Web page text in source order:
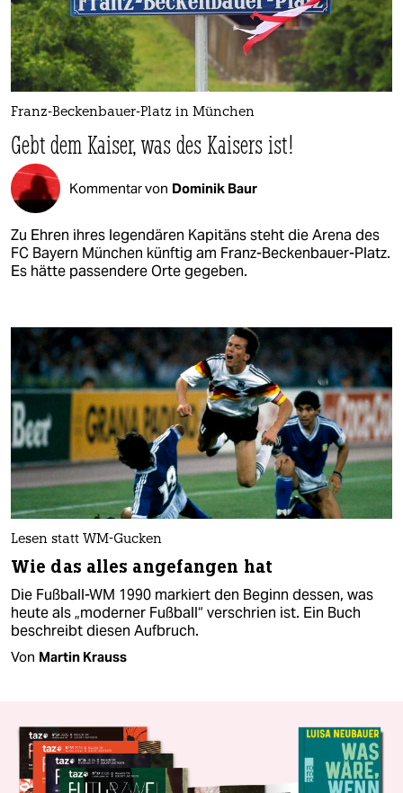
Franz-Beckenbauer-Platz in München
Gebt dem Kaiser, was des Kaisers ist!
Kommentar von Dominik Baur
Zu Ehren ihres legendären Kapitäns steht die Arena des
FC Bayern München künftig am Franz-Beckenbauer-Platz.
Es hätte passendere Orte gegeben.
Lesen statt WM-Gucken
Wie das alles angefangen hat
Die Fußball-WM 1990 markiert den Beginn dessen, was
heute als „moderner Fußball“ verschrien ist. Ein Buch
beschreibt diesen Aufbruch.
Von Martin Krauss